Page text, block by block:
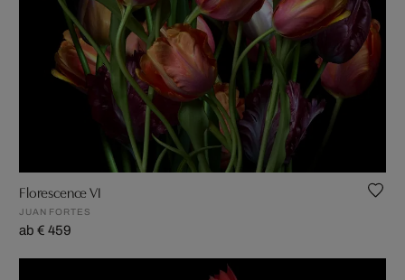
Florescence VI
JUAN FORTES
ab € 459